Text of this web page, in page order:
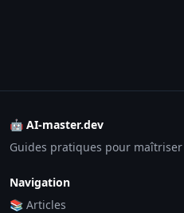
🤖 AI-master.dev
Guides pratiques pour
Navigation
📚 Articles